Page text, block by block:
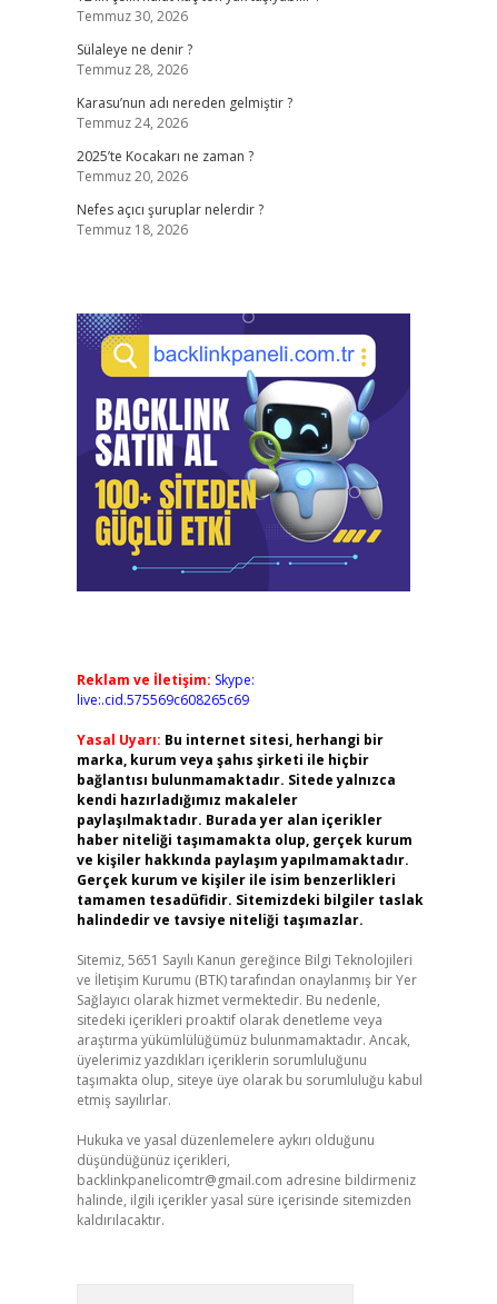
Temmuz 30, 2026
Sülaleye ne denir ?
Temmuz 28, 2026
Karasu’nun adı nereden gelmiştir ?
Temmuz 24, 2026
2025’te Kocakarı ne zaman ?
Temmuz 20, 2026
Nefes açıcı şuruplar nelerdir ?
Temmuz 18, 2026
Reklam ve İletişim: Skype:
live:.cid.575569c608265c69
Yasal Uyarı: Bu internet sitesi, herhangi bir
marka, kurum veya şahıs şirketi ile hiçbir
bağlantısı bulunmamaktadır. Sitede yalnızca
kendi hazırladığımız makaleler
paylaşılmaktadır. Burada yer alan içerikler
haber niteliği taşımamakta olup, gerçek kurum
ve kişiler hakkında paylaşım yapılmamaktadır.
Gerçek kurum ve kişiler ile isim benzerlikleri
tamamen tesadüfidir. Sitemizdeki bilgiler taslak
halindedir ve tavsiye niteliği taşımazlar.
Sitemiz, 5651 Sayılı Kanun gereğince Bilgi Teknolojileri
ve İletişim Kurumu (BTK) tarafından onaylanmış bir Yer
Sağlayıcı olarak hizmet vermektedir. Bu nedenle,
sitedeki içerikleri proaktif olarak denetleme veya
araştırma yükümlülüğümüz bulunmamaktadır. Ancak,
üyelerimiz yazdıkları içeriklerin sorumluluğunu
taşımakta olup, siteye üye olarak bu sorumluluğu kabul
etmiş sayılırlar.
Hukuka ve yasal düzenlemelere aykırı olduğunu
düşündüğünüz içerikleri,
backlinkpanelicomtr@gmail.com adresine bildirmeniz
halinde, ilgili içerikler yasal süre içerisinde sitemizden
kaldırılacaktır.